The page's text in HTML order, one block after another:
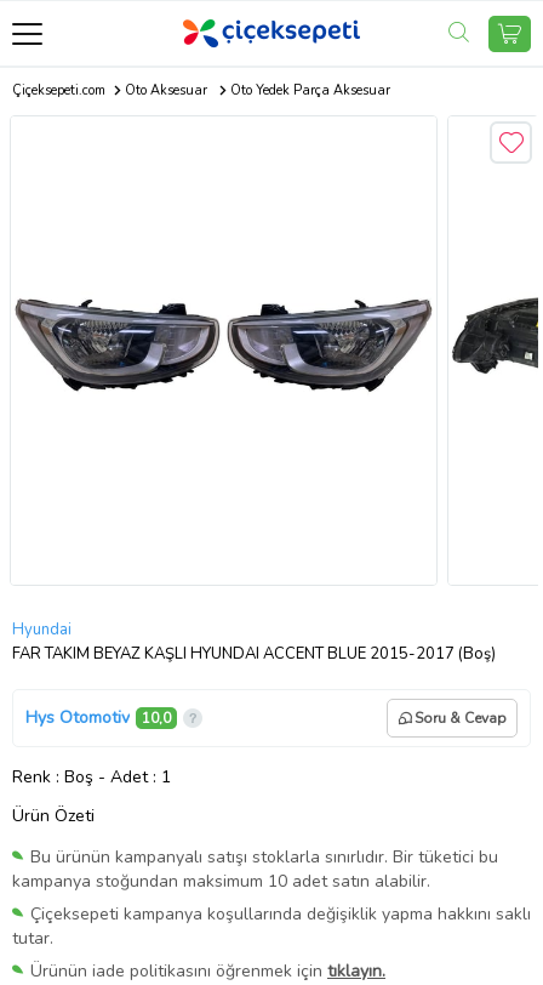
Çiçeksepeti.com Oto Aksesuar Oto Yedek Parça Aksesuar
Hyundai
FAR TAKIM BEYAZ KAŞLI HYUNDAI ACCENT BLUE 2015-2017 (Boş)
Hys Otomotiv 10,0 Soru & Cevap
Renk : Boş - Adet : 1
Ürün Özeti
Bu ürünün kampanyalı satışı stoklarla sınırlıdır. Bir tüketici bu
kampanya stoğundan maksimum 10 adet satın alabilir.
Çiçeksepeti kampanya koşullarında değişiklik yapma hakkını saklı
tutar.
Ürünün iade politikasını öğrenmek için tıklayın.